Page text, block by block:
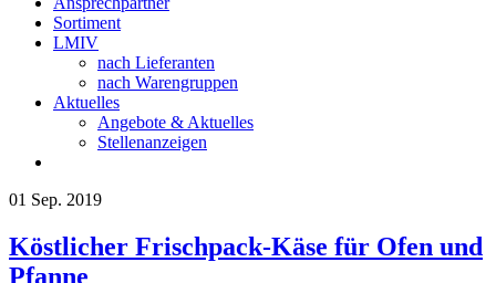
Sortiment
LMIV
nach Lieferanten
nach Warengruppen
Aktuelles
Angebote & Aktuelles
Stellenanzeigen
01 Sep. 2019
Köstlicher Frischpack-Käse für Ofen und
Pfanne